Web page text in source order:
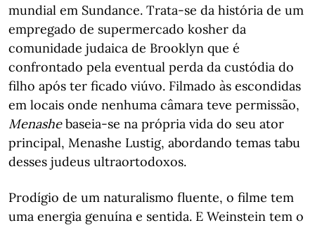
mundial em Sundance. Trata-se da história de um
empregado de supermercado kosher da
comunidade judaica de Brooklyn que é
confrontado pela eventual perda da custódia do
filho após ter ficado viúvo. Filmado às escondidas
em locais onde nenhuma câmara teve permissão,
Menashebaseia-se na própria vida do seu ator
principal, Menashe Lustig, abordando temas tabu
desses judeus ultraortodoxos.
Prodígio de um naturalismo fluente, o filme tem
uma energia genuína e sentida. E Weinstein tem o